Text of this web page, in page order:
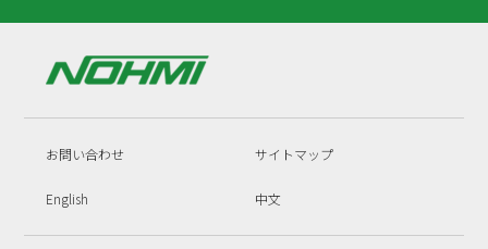
お問い合わせ サイトマップ
English 中文